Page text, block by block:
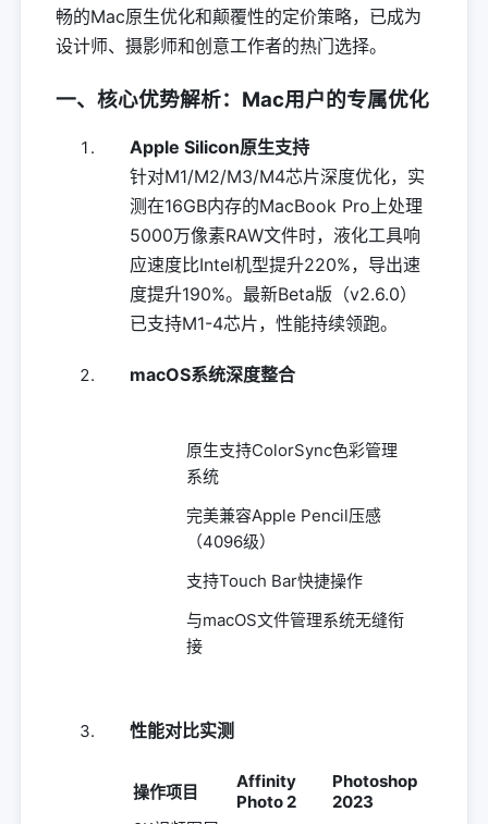
畅的Mac原生优化和颠覆性的定价策略，已成为
设计师、摄影师和创意工作者的热门选择。
一、核心优势解析：Mac用户的专属优化
Apple Silicon原生支持
针对M1/M2/M3/M4芯片深度优化，实
测在16GB内存的MacBook Pro上处理
5000万像素RAW文件时，液化工具响
应速度比Intel机型提升220%，导出速
度提升190%。最新Beta版（v2.6.0）
已支持M1-4芯片，性能持续领跑。
macOS系统深度整合
原生支持ColorSync色彩管理
系统
完美兼容Apple Pencil压感
（4096级）
支持Touch Bar快捷操作
与macOS文件管理系统无缝衔
接
性能对比实测
操作项目
Affinity
Photo 2
Photoshop
2023